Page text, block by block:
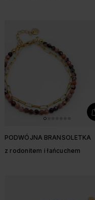
PODWÓJNA BRANSOLETKA
z rodonitem i łańcuchem